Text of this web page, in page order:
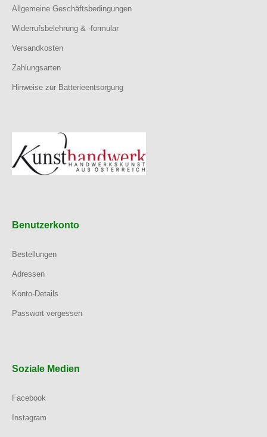
Allgemeine Geschäftsbedingungen
Widerrufsbelehrung & -formular
Versandkosten
Zahlungsarten
Hinweise zur Batterieentsorgung
Benutzerkonto
Bestellungen
Adressen
Konto-Details
Passwort vergessen
Soziale Medien
Facebook
Instagram